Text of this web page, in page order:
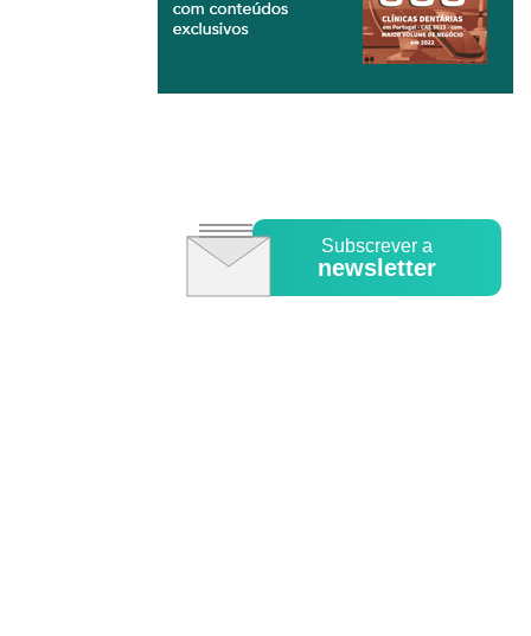
Subscrever a
newsletter